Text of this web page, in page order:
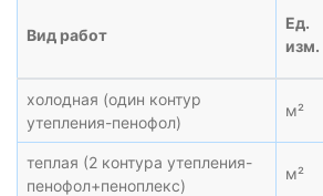
Вид работ
Ед.
изм.
холодная (один контур
утепления-пенофол)
м²
теплая (2 контура утепления-
пенофол+пеноплекс)
м²